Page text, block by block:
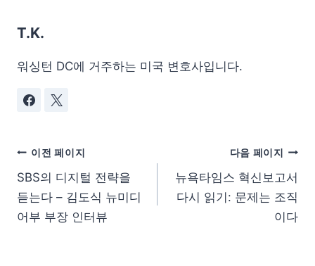
T.K.
워싱턴 DC에 거주하는 미국 변호사입니다.
이전 페이지
SBS의 디지털 전략을
듣는다 – 김도식 뉴미디
어부 부장 인터뷰
다음 페이지
뉴욕타임스 혁신보고서
다시 읽기: 문제는 조직
이다